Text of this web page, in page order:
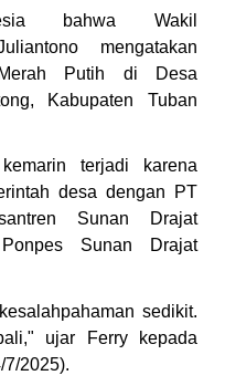
bahwa Wakil
mengatakan
Putih di Desa
Kabupaten Tuban
terjadi karena
desa dengan PT
Sunan Drajat
Sunan Drajat
sedikit.
ujar Ferry kepada
2025).